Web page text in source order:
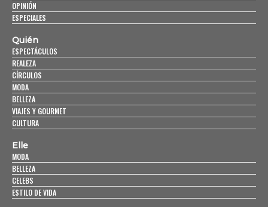
OPINIÓN
ESPECIALES
Quién
ESPECTÁCULOS
REALEZA
CÍRCULOS
MODA
BELLEZA
VIAJES Y GOURMET
CULTURA
Elle
MODA
BELLEZA
CELEBS
ESTILO DE VIDA